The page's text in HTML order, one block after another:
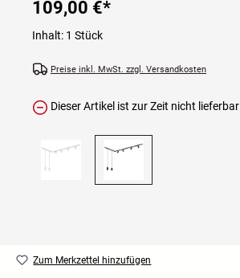
109,00 €*
Inhalt: 1 Stück
Preise inkl. MwSt. zzgl. Versandkosten
Dieser Artikel ist zur Zeit nicht lieferbar
Zum Merkzettel hinzufügen